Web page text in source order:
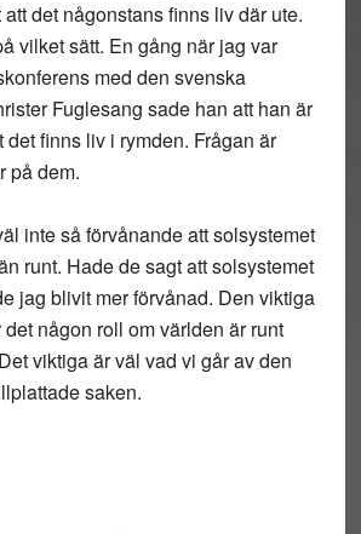
det någonstans finns liv där ute.
vilket sätt. En gång när jag var
med den svenska
Fuglesang sade han att han är
det finns liv i rymden. Frågan är
på dem.
inte så förvånande att solsystemet
runt. Hade de sagt att solsystemet
jag blivit mer förvånad. Den viktiga
någon roll om världen är runt
viktiga är väl vad vi går av den
saken.